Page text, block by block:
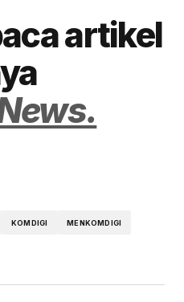
artikel
KOMDIGI MENKOMDIGI